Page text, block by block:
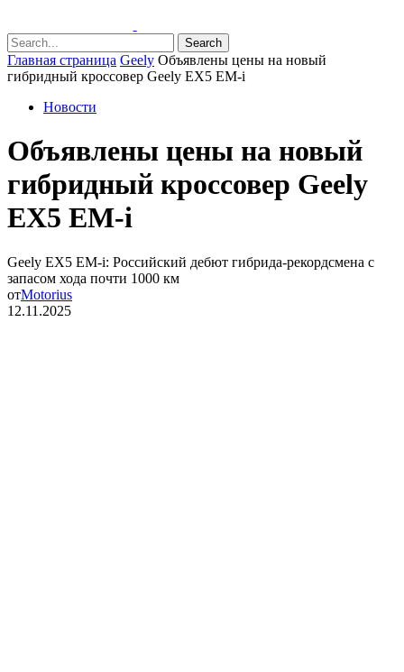
Search
Главная страница Geely Объявлены цены на новый
гибридный кроссовер Geely EX5 EM-i
Новости
Объявлены цены на новый
гибридный кроссовер Geely
EX5 EM-i
Geely EX5 EM-i: Российский дебют гибрида-рекордсмена с
запасом хода почти 1000 км
отMotorius
12.11.2025